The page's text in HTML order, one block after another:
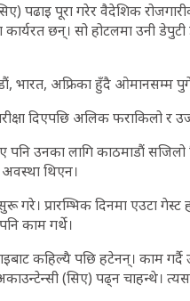
पढाइ पूरा गरेर वैदेशिक
कार्यरत छन्। सो होटलमा उनी
भारत, अफ्रिका हुँदै ओमानसम्म
दिएपछि अलिक फराकिलो र
उनका लागि काठमाडौं
थिएन।
प्रारम्भिक दिनमा एउटा
काम गर्थे।
कहिल्यै पछि हटेनन्। काम गर्दै
(सिए) पढ्न चाहन्थे।